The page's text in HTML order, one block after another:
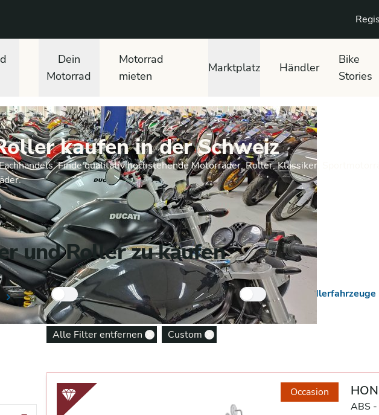
Dein
Motorrad
Motorrad
mieten
Marktplatz Händler
Bike
Stories
kaufen in der Schweiz
Finde qualitativ hochstehende Motorräder, Roller, Klassiker,
und Roller zu kaufen
Next
Nur Neuzugänge Nur Händlerfahrzeuge
Alle Filter entfernen Remove option
Custom Remove option
Occasion
ABS -